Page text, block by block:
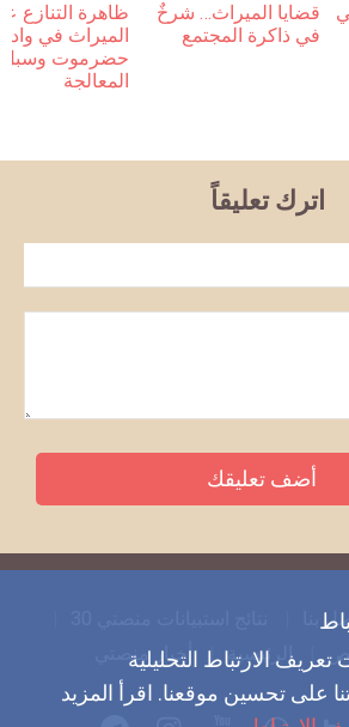
الارتباط التحليلية
على تحسين موقعنا. اقرأ المزيد
قضايا الميراث… شرخٌ
في ذاكرة المجتمع
ظاهرة التنازع
الميراث في
حضرموت وسبل
المعالجة
اترك تعليقاً
بنا
الرئيسية أخبار منصتي